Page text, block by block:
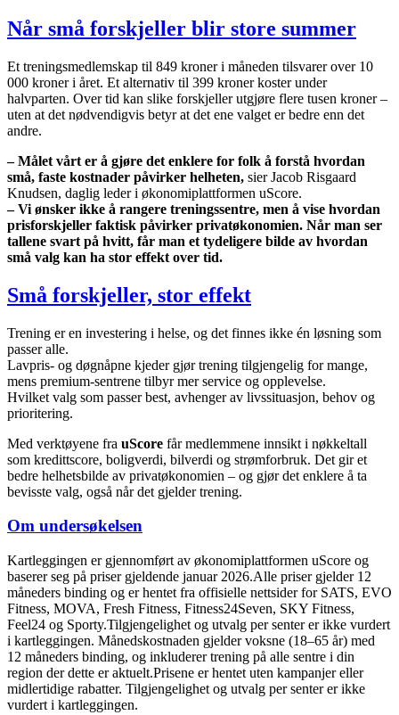
Når små forskjeller blir store summer
Et treningsmedlemskap til 849 kroner i måneden tilsvarer over 10
000 kroner i året. Et alternativ til 399 kroner koster under
halvparten. Over tid kan slike forskjeller utgjøre flere tusen kroner –
uten at det nødvendigvis betyr at det ene valget er bedre enn det
andre.
– Målet vårt er å gjøre det enklere for folk å forstå hvordan
små, faste kostnader påvirker helheten, sier Jacob Risgaard
Knudsen, daglig leder i økonomiplattformen uScore.
– Vi ønsker ikke å rangere treningssentre, men å vise hvordan
prisforskjeller faktisk påvirker privatøkonomien. Når man ser
tallene svart på hvitt, får man et tydeligere bilde av hvordan
små valg kan ha stor effekt over tid.
Små forskjeller, stor effekt
Trening er en investering i helse, og det finnes ikke én løsning som
passer alle.
Lavpris- og døgnåpne kjeder gjør trening tilgjengelig for mange,
mens premium-sentrene tilbyr mer service og opplevelse.
Hvilket valg som passer best, avhenger av livssituasjon, behov og
prioritering.
Med verktøyene fra uScore får medlemmene innsikt i nøkkeltall
som kredittscore, boligverdi, bilverdi og strømforbruk. Det gir et
bedre helhetsbilde av privatøkonomien – og gjør det enklere å ta
bevisste valg, også når det gjelder trening.
Om undersøkelsen
Kartleggingen er gjennomført av økonomiplattformen uScore og
baserer seg på priser gjeldende januar 2026.Alle priser gjelder 12
måneders binding og er hentet fra offisielle nettsider for SATS, EVO
Fitness, MOVA, Fresh Fitness, Fitness24Seven, SKY Fitness,
Feel24 og Sporty.Tilgjengelighet og utvalg per senter er ikke vurdert
i kartleggingen. Månedskostnaden gjelder voksne (18–65 år) med
12 måneders binding, og inkluderer trening på alle sentre i din
region der dette er aktuelt.Prisene er hentet uten kampanjer eller
midlertidige rabatter. Tilgjengelighet og utvalg per senter er ikke
vurdert i kartleggingen.